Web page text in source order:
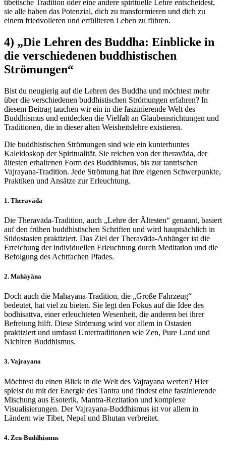
tibetische Tradition oder eine andere spirituelle Lehre entscheidest,
sie alle haben das Potenzial, dich zu transformieren und dich zu
einem friedvolleren und erfüllteren Leben zu führen.
4) „Die Lehren des Buddha: Einblicke in
die verschiedenen buddhistischen
Strömungen“
Bist du neugierig auf die Lehren des Buddha und möchtest mehr
über die verschiedenen buddhistischen Strömungen erfahren? In
diesem Beitrag tauchen wir ein in die faszinierende Welt des
Buddhismus und entdecken die Vielfalt an Glaubensrichtungen und
Traditionen, die in dieser alten Weisheitslehre existieren.
Die buddhistischen Strömungen sind wie ein kunterbuntes
Kaleidoskop der Spiritualität. Sie reichen von der theravāda, der
ältesten erhaltenen Form des Buddhismus, bis zur tantrischen
Vajrayana-Tradition. Jede Strömung hat ihre eigenen Schwerpunkte,
Praktiken und Ansätze zur Erleuchtung.
1. Theravāda
Die Theravāda-Tradition, auch „Lehre der Ältesten“ genannt, basiert
auf den frühen buddhistischen Schriften und wird hauptsächlich in
Südostasien praktiziert. Das Ziel der Theravāda-Anhänger ist die
Erreichung der individuellen Erleuchtung durch Meditation und die
Befolgung des Achtfachen Pfades.
2. Mahāyāna
Doch auch die Mahāyāna-Tradition, die „Große Fahrzeug“
bedeutet, hat viel zu bieten. Sie legt den Fokus auf die Idee des
bodhisattva, einer erleuchteten Wesenheit, die anderen bei ihrer
Befreiung hilft. Diese Strömung wird vor allem in Ostasien
praktiziert und umfasst Untertraditionen wie Zen, Pure Land und
Nichiren Buddhismus.
3. Vajrayana
Möchtest du einen Blick in die Welt des Vajrayana werfen? Hier
spielst du mit der Energie des Tantra und findest eine faszinierende
Mischung aus Esoterik, Mantra-Rezitation und komplexe
Visualisierungen. Der Vajrayana-Buddhismus ist vor allem in
Ländern wie Tibet, Nepal und Bhutan verbreitet.
4. Zen-Buddhismus